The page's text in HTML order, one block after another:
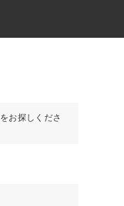
お探しくださ